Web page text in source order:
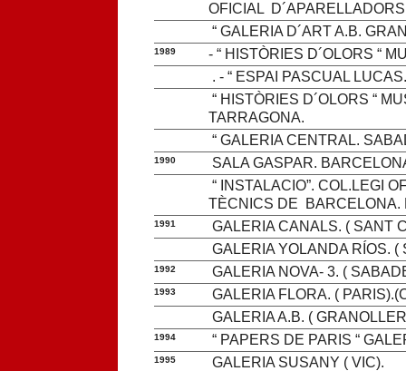
OFICIAL
“ GALERIA D´ART A.B.
1989
- “ HISTÒRIES D´OLORS “
. - “ ESPAI PASCUAL
“ HISTÒRIES D´OLORS “
TARRAGONA.
“ GALERIA CENTRAL.
1990
SALA GASPAR.
“ INSTALACIO”. COL.LEGI
TÈCNICS DE BARCELONA.
1991
GALERIA CANALS. ( SANT
GALERIA YOLANDA RÍOS.
1992 GALERIA NOVA- 3. (
1993
GALERIA FLORA. (
GALERIA A.B. (
1994 “ PAPERS DE PARIS “
1995 GALERIA SUSANY ( VIC).